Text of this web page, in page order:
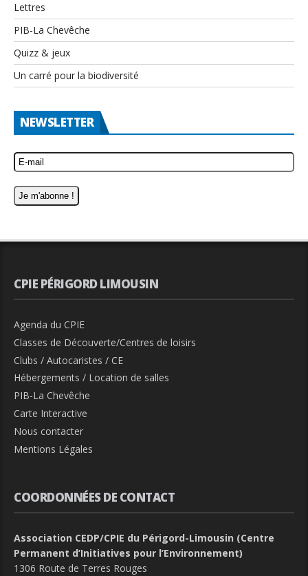
Lettres
PIB-La Chevêche
Quizz & jeux
Un carré pour la biodiversité
NEWSLETTER
CPIE PÉRIGORD LIMOUSIN
Agenda du CPIE
Classes de Découverte/Centres de loisirs
Clubs / Autocaristes / CE
Hébergements / Location de salles
PIB-La Chevêche
Carte Interactive
Nous contacter
Mentions Légales
COORDONNÉES DE CONTACT
Association CEDP/CPIE du Périgord-Limousin (Centre
Permanent d’Initiatives pour l’Environnement)
1306 Route de Terres Rouges